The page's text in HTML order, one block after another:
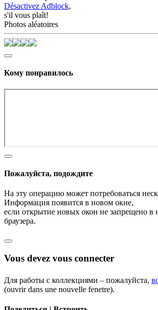
Désactivez Adblock,
s'il vous plaît!
Photos aléatoires
Кому понравилось
Пожалуйста, подождите
На эту операцию может потребоваться
Информация появится в новом окне,
если открытие новых окон не запрещено в
браузера.
Vous devez vous connecter
Для работы с коллекциями – пожалуйста,
(ouvrir dans une nouvelle fenetre).